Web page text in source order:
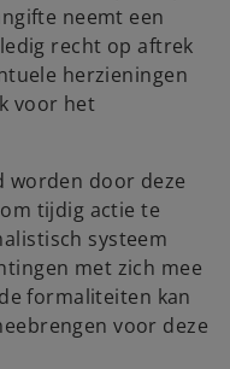
neemt een
recht op aftrek
herzieningen
voor het
worden door deze
tijdig actie te
systeem
met zich mee
formaliteiten kan
voor deze